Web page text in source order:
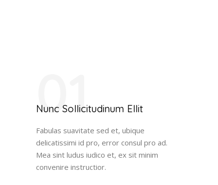
01
Nunc Sollicitudinum Ellit
Fabulas suavitate sed et, ubique
delicatissimi id pro, error consul pro ad.
Mea sint ludus iudico et, ex sit minim
convenire instructior.